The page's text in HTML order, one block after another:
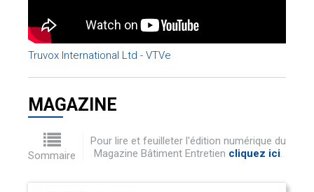
Truvox International Ltd - VTVe
MAGAZINE
Sommaire
Pour lire et feuilleter l'édition numérique du
Magazine Bâtiment Entretien cliquez ici.